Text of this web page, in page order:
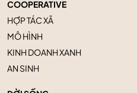
COOPERATIVE
HỢP TÁC XÃ
MÔ HÌNH
KINH DOANH XANH
AN SINH